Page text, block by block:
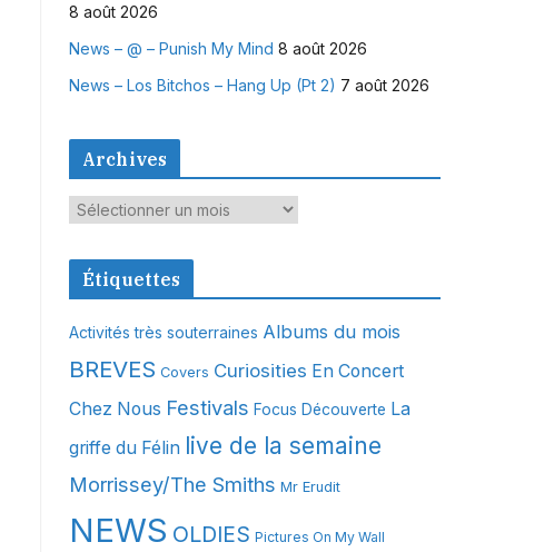
8 août 2026
News – @ – Punish My Mind 8 août 2026
News – Los Bitchos – Hang Up (Pt 2) 7 août 2026
Archives
A
c
e
s
Étiquettes
Activités très souterraines Albums du mois
BREVES Covers Curiosities En Concert
Chez Nous Festivals Focus Découverte La
griffe du Félin live de la semaine
Morrissey/The Smiths Mr Erudit
NEWS OLDIES Pictures On My Wall